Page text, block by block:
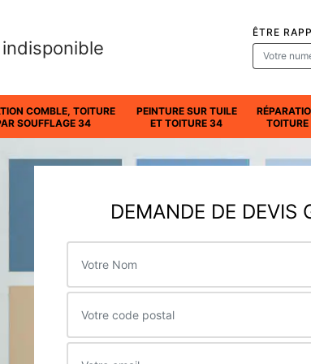
indisponible
ÊTRE
COMBLE, TOITURE
SOUFFLAGE 34
PEINTURE SUR TUILE
ET TOITURE 34
DEMANDE DE DEVIS